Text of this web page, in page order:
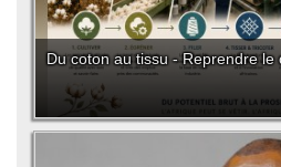
Du coton au tissu - Reprendre